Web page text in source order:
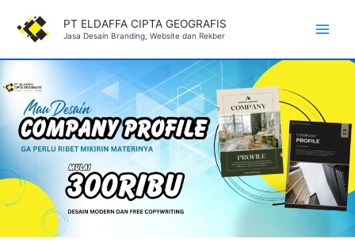
content
PT ELDAFFA CIPTA GEOGRAFIS
Jasa Desain Branding, Website dan Rekber